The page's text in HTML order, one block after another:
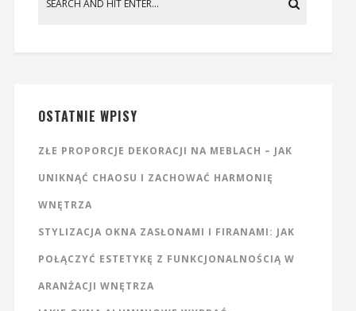
OSTATNIE WPISY
ZŁE PROPORCJE DEKORACJI NA MEBLACH – JAK
UNIKNĄĆ CHAOSU I ZACHOWAĆ HARMONIĘ
WNĘTRZA
STYLIZACJA OKNA ZASŁONAMI I FIRANAMI: JAK
POŁĄCZYĆ ESTETYKĘ Z FUNKCJONALNOŚCIĄ W
ARANŻACJI WNĘTRZA